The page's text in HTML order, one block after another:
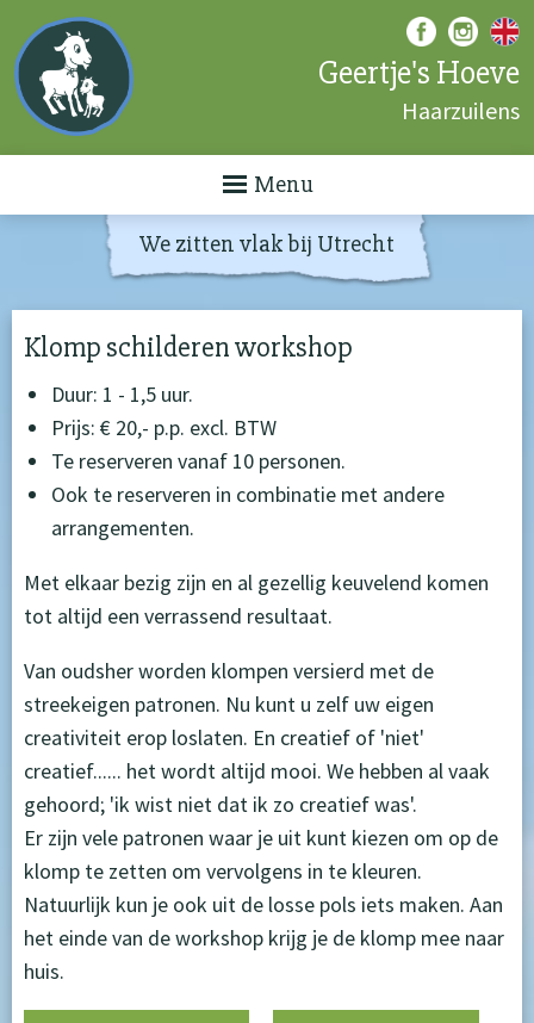
Geertje's Hoeve
Haarzuilens
Menu
We zitten vlak bij Utrecht
Klomp schilderen workshop
Duur: 1 - 1,5 uur.
Prijs: € 20,- p.p. excl. BTW
Te reserveren vanaf 10 personen.
Ook te reserveren in combinatie met andere
arrangementen.
Met elkaar bezig zijn en al gezellig keuvelend komen
tot altijd een verrassend resultaat.
Van oudsher worden klompen versierd met de
streekeigen patronen. Nu kunt u zelf uw eigen
creativiteit erop loslaten. En creatief of 'niet'
creatief...... het wordt altijd mooi. We hebben al vaak
gehoord; 'ik wist niet dat ik zo creatief was'.
Er zijn vele patronen waar je uit kunt kiezen om op de
klomp te zetten om vervolgens in te kleuren.
Natuurlijk kun je ook uit de losse pols iets maken. Aan
het einde van de workshop krijg je de klomp mee naar
huis.